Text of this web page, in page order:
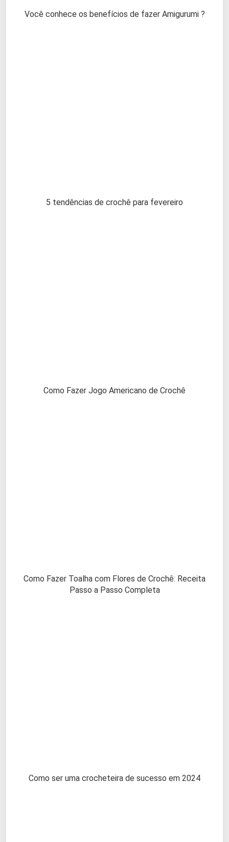
Você conhece os benefícios de fazer Amigurumi ?
5 tendências de crochê para fevereiro
Como Fazer Jogo Americano de Crochê
Como Fazer Toalha com Flores de Crochê: Receita
Passo a Passo Completa
Como ser uma crocheteira de sucesso em 2024